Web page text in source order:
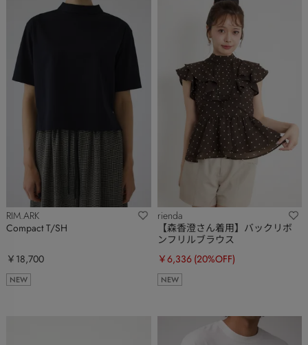
RIM.ARK
Compact T/SH
￥18,700
NEW
rienda
【森香澄さん着用】バックリボ
ンフリルブラウス
￥6,336 (20%OFF)
NEW